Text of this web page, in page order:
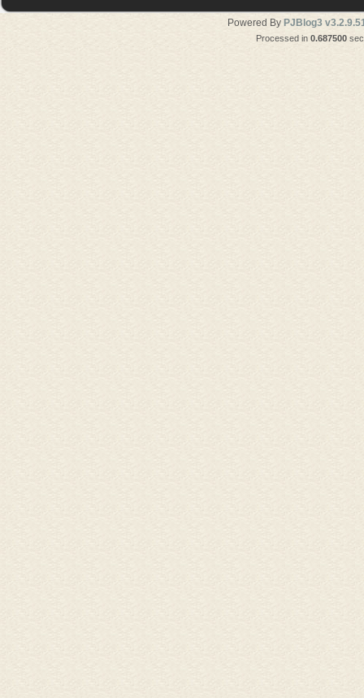
Powered By PJBlog3
Processed in 0.687500